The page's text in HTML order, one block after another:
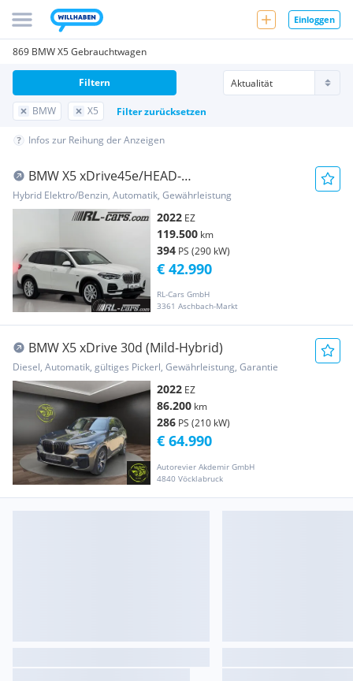
Einloggen
869 BMW X5 Gebrauchtwagen
BMW X5 Filter zurücksetzen
Filtern
Infos zur Reihung der Anzeigen
BMW X5 xDrive45e/HEAD-
UP/Panorama/Sitzklima/Memory
Hybrid Elektro/Benzin, Automatik, Gewährleistung
2022 EZ
119.500 km
394 PS (290 kW)
RL-Cars GmbH
3361 Aschbach-Markt
€ 42.990
BMW X5 xDrive 30d (Mild-Hybrid)
Diesel, Automatik, gültiges Pickerl, Gewährleistung, Garantie
2022 EZ
86.200 km
286 PS (210 kW)
Autorevier Akdemir GmbH
4840 Vöcklabruck
€ 64.990